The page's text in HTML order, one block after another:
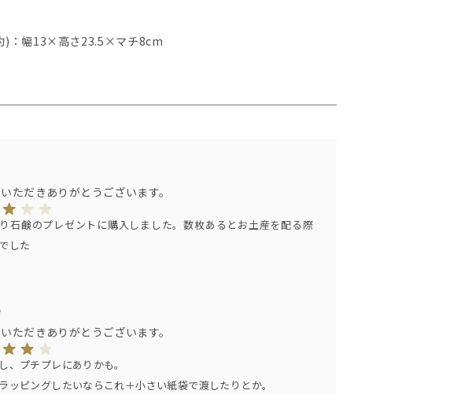
)：幅13×高さ23.5×マチ8cm
ただきありがとうございます。
石鹸のプレゼントに購入しました。数枚あるとお土産を配る際
した
ただきありがとうございます。
、プチプレにありかも。
ッピングしたいならこれ＋小さい紙袋で渡したりとか。